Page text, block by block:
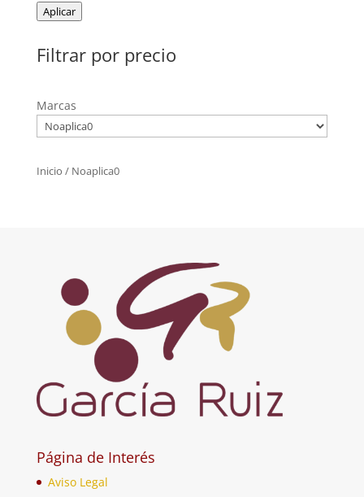
Aplicar
Filtrar por precio
Marcas
Inicio / Noaplica0
Página de Interés
Aviso Legal